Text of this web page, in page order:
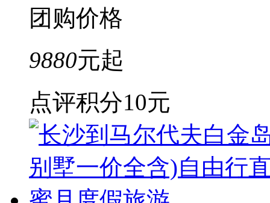
团购价格
9880元起
点评积分10元